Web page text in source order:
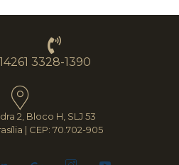
61 3328-1390
2, Bloco H, SLJ 53
| CEP: 70.702-905